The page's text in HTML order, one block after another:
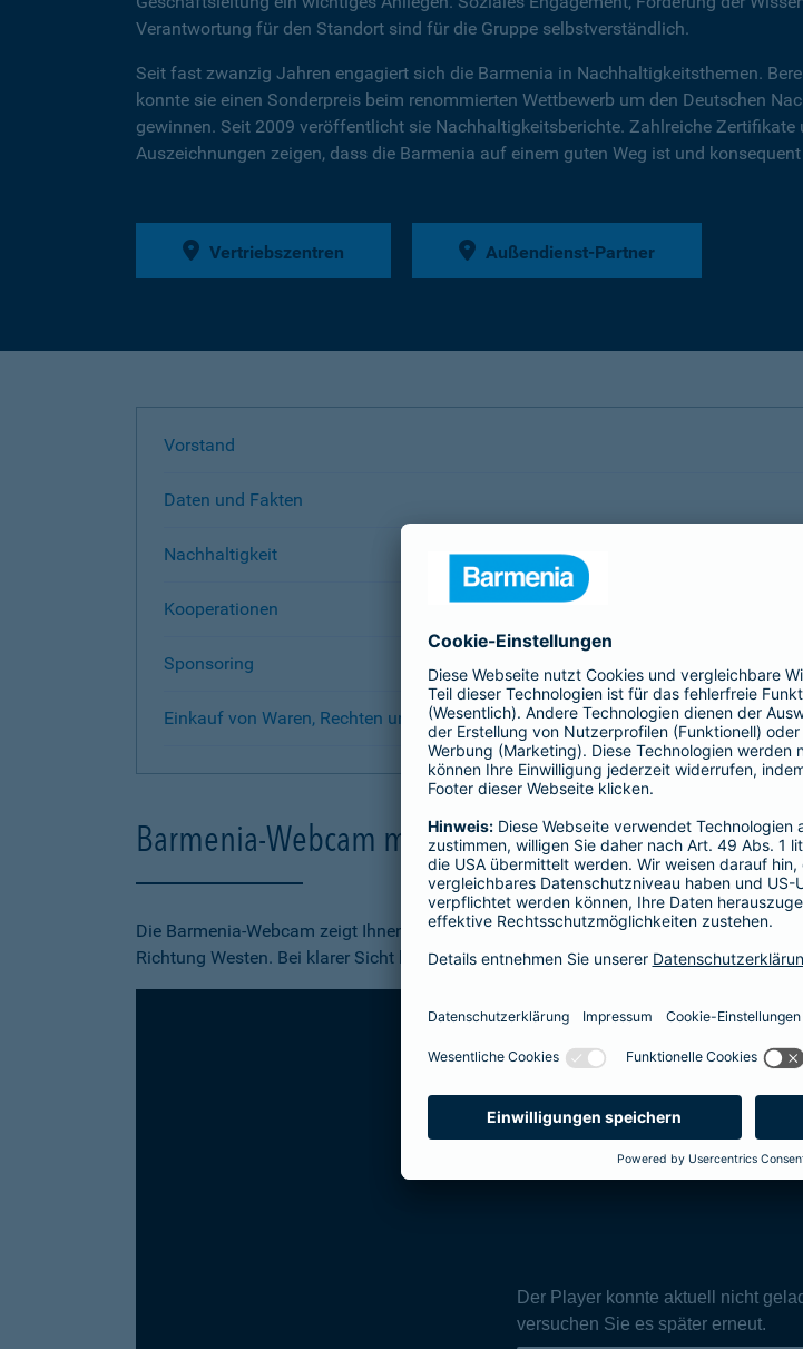
Verantwortung für den Standort sind für die Gruppe selbstverständlich.
Seit fast zwanzig Jahren engagiert sich die Barmenia in Nachhaltigkeitsthemen.
konnte sie einen Sonderpreis beim renommierten Wettbewerb um den Deutschen
gewinnen. Seit 2009 veröffentlicht sie Nachhaltigkeitsberichte. Zahlreiche Zertifikate
Auszeichnungen zeigen, dass die Barmenia auf einem guten Weg ist und
Vertriebszentren Außendienst-Partner
Vorstand
Daten und Fakten
Nachhaltigkeit
Kooperationen
Sponsoring
Einkauf von Waren, Rechten und Dienstleistungen
Barmenia-Webcam mit Ausblick über Wuppertal
Die Barmenia-Webcam zeigt Ihnen Bilder vom Dach der Barmenia und bietet einen
Richtung Westen. Bei klarer Sicht lassen sich auch die Wuppertaler Nordhöhen
Der Player konnte aktuell nicht
versuchen Sie es später erneut.